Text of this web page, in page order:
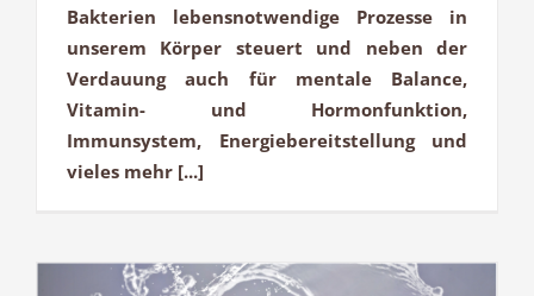
Bakterien lebensnotwendige Prozesse in
unserem Körper steuert und neben der
Verdauung auch für mentale Balance,
Vitamin- und Hormonfunktion,
Immunsystem, Energiebereitstellung und
vieles mehr [...]